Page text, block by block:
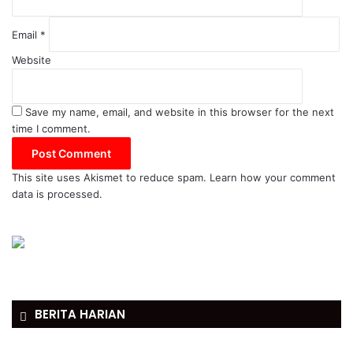
Email *
Website
Save my name, email, and website in this browser for the next
time I comment.
This site uses Akismet to reduce spam. Learn how your comment
data is processed.
BERITA HARIAN